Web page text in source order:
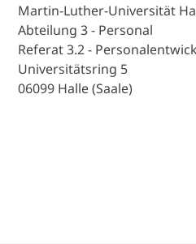
Martin-Luther-Universität
Abteilung 3 - Personal
Referat 3.2 -
Universitätsring 5
06099 Halle (Saale)